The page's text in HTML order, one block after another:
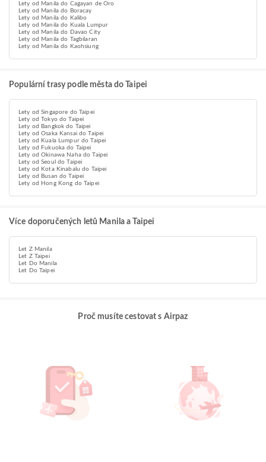
Lety od Manila do Cagayan de Oro
Lety od Manila do Boracay
Lety od Manila do Kalibo
Lety od Manila do Kuala Lumpur
Lety od Manila do Davao City
Lety od Manila do Tagbilaran
Lety od Manila do Kaohsiung
Populární trasy podle města do Taipei
Lety od Singapore do Taipei
Lety od Tokyo do Taipei
Lety od Bangkok do Taipei
Lety od Osaka Kansai do Taipei
Lety od Kuala Lumpur do Taipei
Lety od Fukuoka do Taipei
Lety od Okinawa Naha do Taipei
Lety od Seoul do Taipei
Lety od Kota Kinabalu do Taipei
Lety od Busan do Taipei
Lety od Hong Kong do Taipei
Více doporučených letů Manila a Taipei
Let Z Manila
Let Z Taipei
Let Do Manila
Let Do Taipei
Proč musíte cestovat s Airpaz